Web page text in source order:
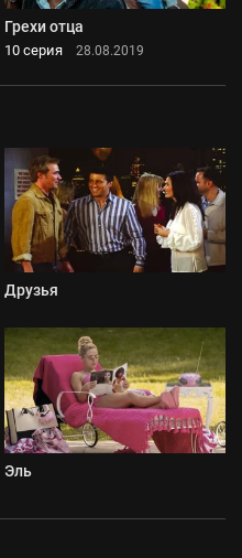
Грехи отца
10 серия 28.08.2019
Друзья
Эль